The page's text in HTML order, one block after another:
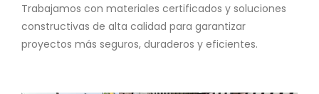
Trabajamos con materiales certificados y soluciones
constructivas de alta calidad para garantizar
proyectos más seguros, duraderos y eficientes.